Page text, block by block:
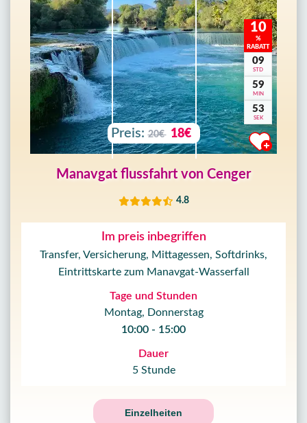
10
%
RABATT
09
STD
59
MIN
50
SEK
Preis: 20€ 18€
Manavgat flussfahrt von Cenger
4.8
Im preis inbegriffen
Transfer, Versicherung, Mittagessen, Softdrinks,
Eintrittskarte zum Manavgat-Wasserfall
Tage und Stunden
Montag, Donnerstag
10:00 - 15:00
Dauer
5 Stunde
Einzelheiten